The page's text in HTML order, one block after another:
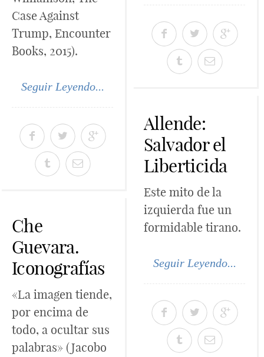
Case Against
Trump, Encounter
Books, 2015).
Seguir Leyendo...
Allende:
Salvador el
Liberticida
Este mito de la
izquierda fue un
formidable tirano.
Seguir Leyendo...
Che
Guevara.
Iconografías
«La imagen tiende,
por encima de
todo, a ocultar sus
palabras» (Jacobo